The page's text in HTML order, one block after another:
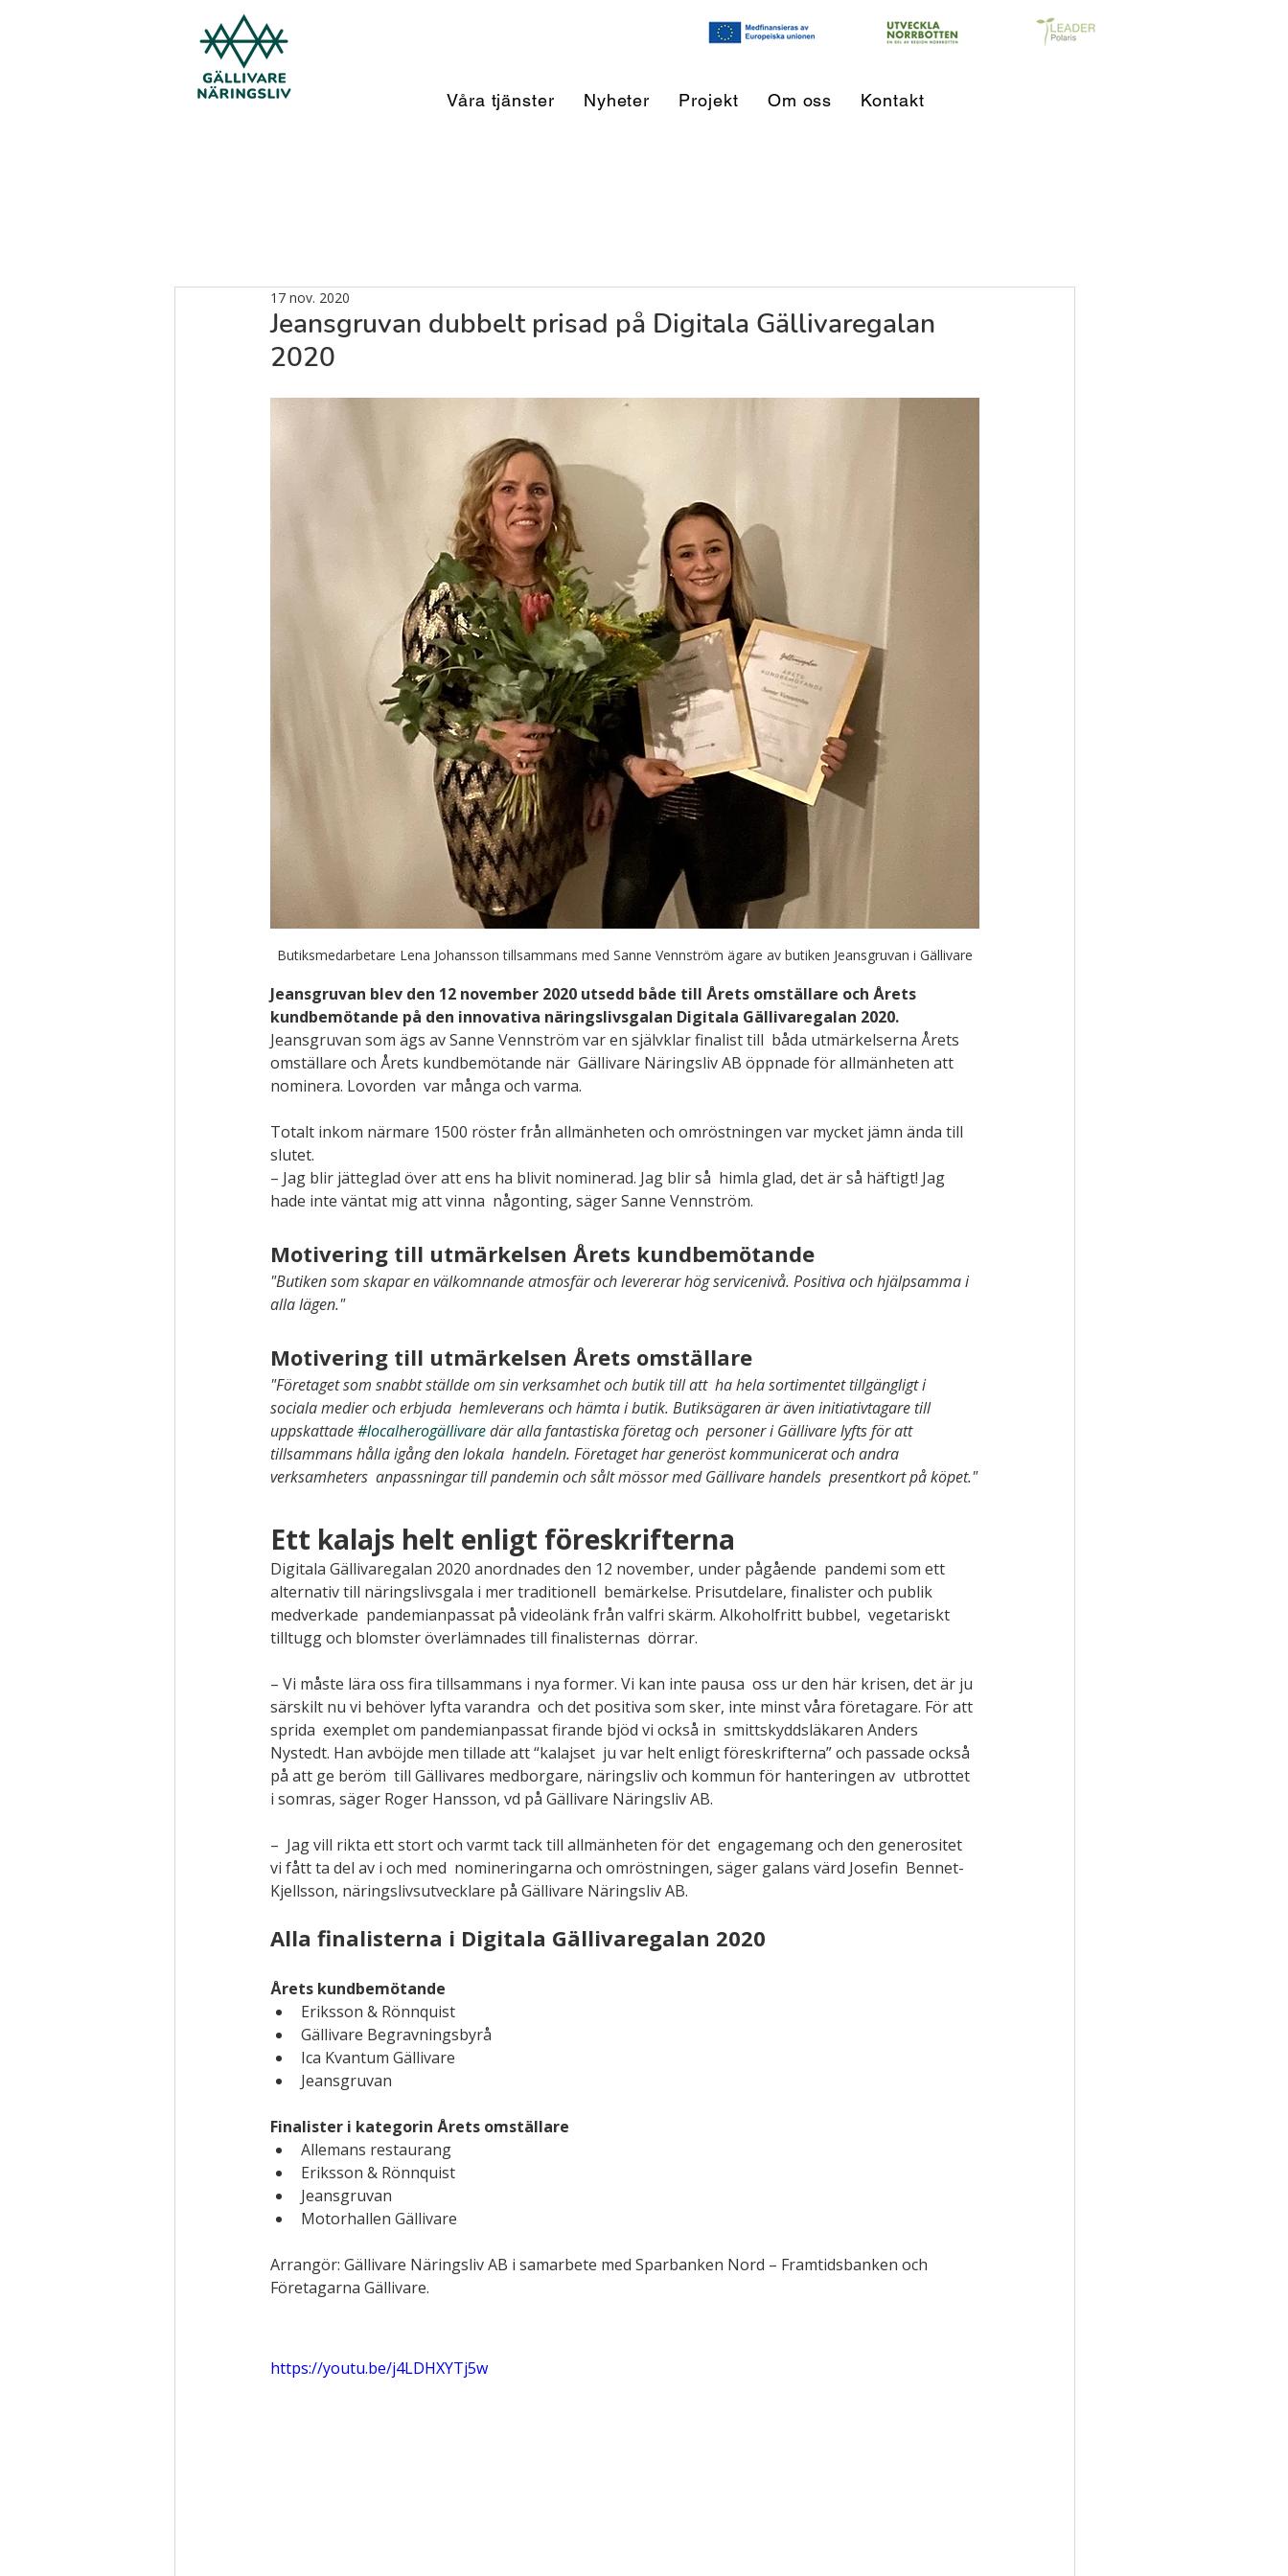
Våra tjänster Nyheter Projekt Om oss Kontakt
Jeansgruvan dubbelt prisad på Digitala Gällivaregalan
2020
17 nov. 2020
Butiksmedarbetare Lena Johansson tillsammans med Sanne Vennström ägare av butiken Jeansgruvan i Gällivare
Jeansgruvan blev den 12 november 2020 utsedd både till Årets omställare och Årets
kundbemötande på den innovativa näringslivsgalan Digitala Gällivaregalan 2020.
Jeansgruvan som ägs av Sanne Vennström var en självklar finalist till  båda utmärkelserna Årets
omställare och Årets kundbemötande när  Gällivare Näringsliv AB öppnade för allmänheten att
nominera. Lovorden  var många och varma.
Totalt inkom närmare 1500 röster från allmänheten och omröstningen var mycket jämn ända till
slutet.
– Jag blir jätteglad över att ens ha blivit nominerad. Jag blir så  himla glad, det är så häftigt! Jag
hade inte väntat mig att vinna  någonting, säger Sanne Vennström.
Motivering till utmärkelsen Årets kundbemötande
"Butiken som skapar en välkomnande atmosfär och levererar hög servicenivå. Positiva och hjälpsamma i
alla lägen."
Motivering till utmärkelsen Årets omställare
"Företaget som snabbt ställde om sin verksamhet och butik till att  ha hela sortimentet tillgängligt i
sociala medier och erbjuda  hemleverans och hämta i butik. Butiksägaren är även initiativtagare till
uppskattade #localherogällivare där alla fantastiska företag och  personer i Gällivare lyfts för att
tillsammans hålla igång den lokala  handeln. Företaget har generöst kommunicerat och andra
verksamheters  anpassningar till pandemin och sålt mössor med Gällivare handels  presentkort på köpet."
Ett kalajs helt enligt föreskrifterna
Digitala Gällivaregalan 2020 anordnades den 12 november, under pågående  pandemi som ett
alternativ till näringslivsgala i mer traditionell  bemärkelse. Prisutdelare, finalister och publik
medverkade  pandemianpassat på videolänk från valfri skärm. Alkoholfritt bubbel,  vegetariskt
tilltugg och blomster överlämnades till finalisternas  dörrar.
– Vi måste lära oss fira tillsammans i nya former. Vi kan inte pausa  oss ur den här krisen, det är ju
särskilt nu vi behöver lyfta varandra  och det positiva som sker, inte minst våra företagare. För att
sprida  exemplet om pandemianpassat firande bjöd vi också in  smittskyddsläkaren Anders
Nystedt. Han avböjde men tillade att “kalajset  ju var helt enligt föreskrifterna” och passade också
på att ge beröm  till Gällivares medborgare, näringsliv och kommun för hanteringen av  utbrottet
i somras, säger Roger Hansson, vd på Gällivare Näringsliv AB.
–  Jag vill rikta ett stort och varmt tack till allmänheten för det  engagemang och den generositet
vi fått ta del av i och med  nomineringarna och omröstningen, säger galans värd Josefin  Bennet-
Kjellsson, näringslivsutvecklare på Gällivare Näringsliv AB.
Alla finalisterna i Digitala Gällivaregalan 2020
Årets kundbemötande
Eriksson & Rönnquist
Gällivare Begravningsbyrå
Ica Kvantum Gällivare
Jeansgruvan
Finalister i kategorin Årets omställare
Allemans restaurang
Eriksson & Rönnquist
Jeansgruvan
Motorhallen Gällivare
Arrangör: Gällivare Näringsliv AB i samarbete med Sparbanken Nord – Framtidsbanken och
Företagarna Gällivare.
https://youtu.be/j4LDHXYTj5w